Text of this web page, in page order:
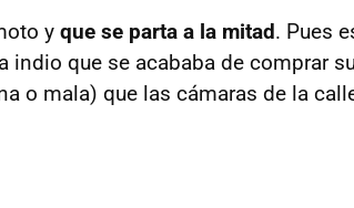
y que se parta a la mitad. Pues
indio que se acababa de comprar
o mala) que las cámaras de la